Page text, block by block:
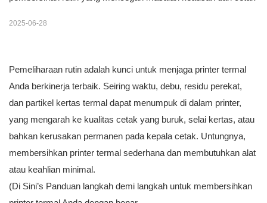
2025-06-28
Pemeliharaan rutin adalah kunci untuk menjaga printer termal
Anda berkinerja terbaik. Seiring waktu, debu, residu perekat,
dan partikel kertas termal dapat menumpuk di dalam printer,
yang mengarah ke kualitas cetak yang buruk, selai kertas, atau
bahkan kerusakan permanen pada kepala cetak. Untungnya,
membersihkan printer termal sederhana dan membutuhkan alat
atau keahlian minimal.
(Di Sini’s Panduan langkah demi langkah untuk membersihkan